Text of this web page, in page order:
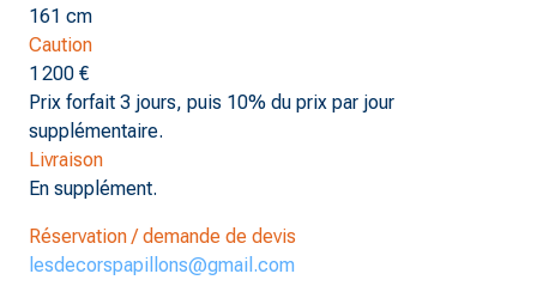
161 cm
Caution
1 200 €
Prix forfait 3 jours, puis 10% du prix par jour
supplémentaire.
Livraison
En supplément.
Réservation / demande de devis
lesdecorspapillons@gmail.com